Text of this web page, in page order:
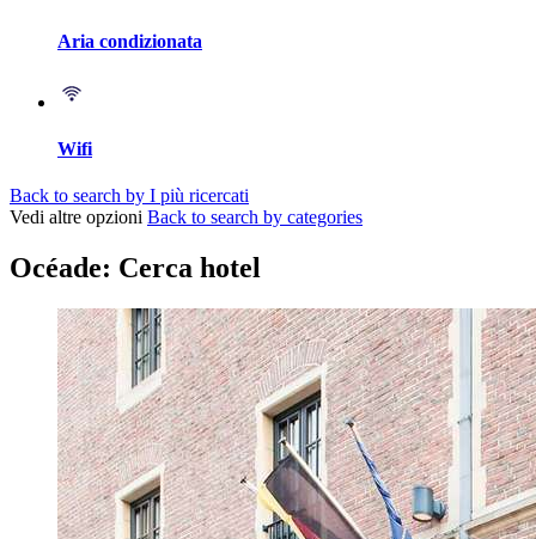
Aria condizionata
Wifi
Back to search by I più ricercati
Vedi altre opzioni Back to search by categories
Océade: Cerca hotel